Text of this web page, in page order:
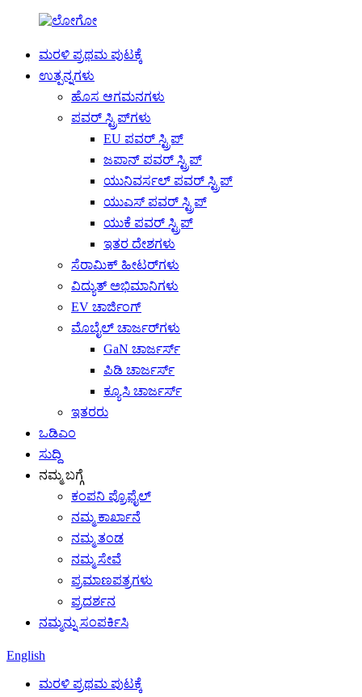
ಮರಳಿ ಪ್ರಥಮ ಪುಟಕ್ಕೆ
ಉತ್ಪನ್ನಗಳು
ಹೊಸ ಆಗಮನಗಳು
ಪವರ್ ಸ್ಟ್ರಿಪ್‌ಗಳು
EU ಪವರ್ ಸ್ಟ್ರಿಪ್
ಜಪಾನ್ ಪವರ್ ಸ್ಟ್ರಿಪ್
ಯುನಿವರ್ಸಲ್ ಪವರ್ ಸ್ಟ್ರಿಪ್
ಯುಎಸ್ ಪವರ್ ಸ್ಟ್ರಿಪ್
ಯುಕೆ ಪವರ್ ಸ್ಟ್ರಿಪ್
ಇತರ ದೇಶಗಳು
ಸೆರಾಮಿಕ್ ಹೀಟರ್‌ಗಳು
ವಿದ್ಯುತ್ ಅಭಿಮಾನಿಗಳು
EV ಚಾರ್ಜಿಂಗ್
ಮೊಬೈಲ್ ಚಾರ್ಜರ್‌ಗಳು
GaN ಚಾರ್ಜರ್ಸ್
ಪಿಡಿ ಚಾರ್ಜರ್ಸ್
ಕ್ಯೂಸಿ ಚಾರ್ಜರ್ಸ್
ಇತರರು
ಒಡಿಎಂ
ಸುದ್ದಿ
ನಮ್ಮ ಬಗ್ಗೆ
ಕಂಪನಿ ಪ್ರೊಫೈಲ್
ನಮ್ಮ ಕಾರ್ಖಾನೆ
ನಮ್ಮ ತಂಡ
ನಮ್ಮ ಸೇವೆ
ಪ್ರಮಾಣಪತ್ರಗಳು
ಪ್ರದರ್ಶನ
ನಮ್ಮನ್ನು ಸಂಪರ್ಕಿಸಿ
English
ಮರಳಿ ಪ್ರಥಮ ಪುಟಕ್ಕೆ